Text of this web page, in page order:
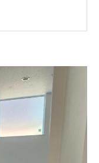
専門的なカビ
ツ